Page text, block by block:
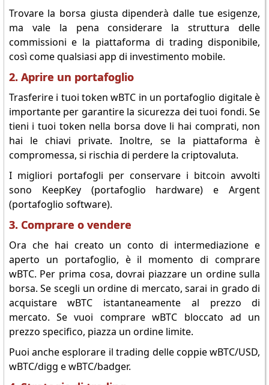
Trovare la borsa giusta dipenderà dalle tue esigenze,
ma vale la pena considerare la struttura delle
commissioni e la piattaforma di trading disponibile,
così come qualsiasi app di investimento mobile.
2. Aprire un portafoglio
Trasferire i tuoi token wBTC in un portafoglio digitale è
importante per garantire la sicurezza dei tuoi fondi. Se
tieni i tuoi token nella borsa dove li hai comprati, non
hai le chiavi private. Inoltre, se la piattaforma è
compromessa, si rischia di perdere la criptovaluta.
I migliori portafogli per conservare i bitcoin avvolti
sono KeepKey (portafoglio hardware) e Argent
(portafoglio software).
3. Comprare o vendere
Ora che hai creato un conto di intermediazione e
aperto un portafoglio, è il momento di comprare
wBTC. Per prima cosa, dovrai piazzare un ordine sulla
borsa. Se scegli un ordine di mercato, sarai in grado di
acquistare wBTC istantaneamente al prezzo di
mercato. Se vuoi comprare wBTC bloccato ad un
prezzo specifico, piazza un ordine limite.
Puoi anche esplorare il trading delle coppie wBTC/USD,
wBTC/digg e wBTC/badger.